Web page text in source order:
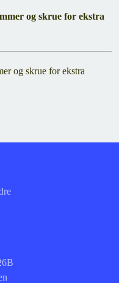
og skrue for ekstra
og skrue for ekstra